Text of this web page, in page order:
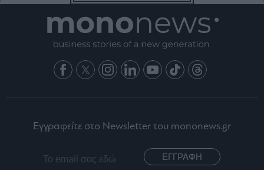
Εγγραφείτε στο Newsletter του mononews.gr
ΕΓΓΡΑΦΗ